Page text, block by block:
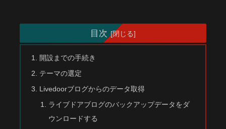
目次
開設までの手続き
テーマの選定
Livedoorブログからのデータ取得
ライブドアブログのバックアップデータをダ
ウンロードする